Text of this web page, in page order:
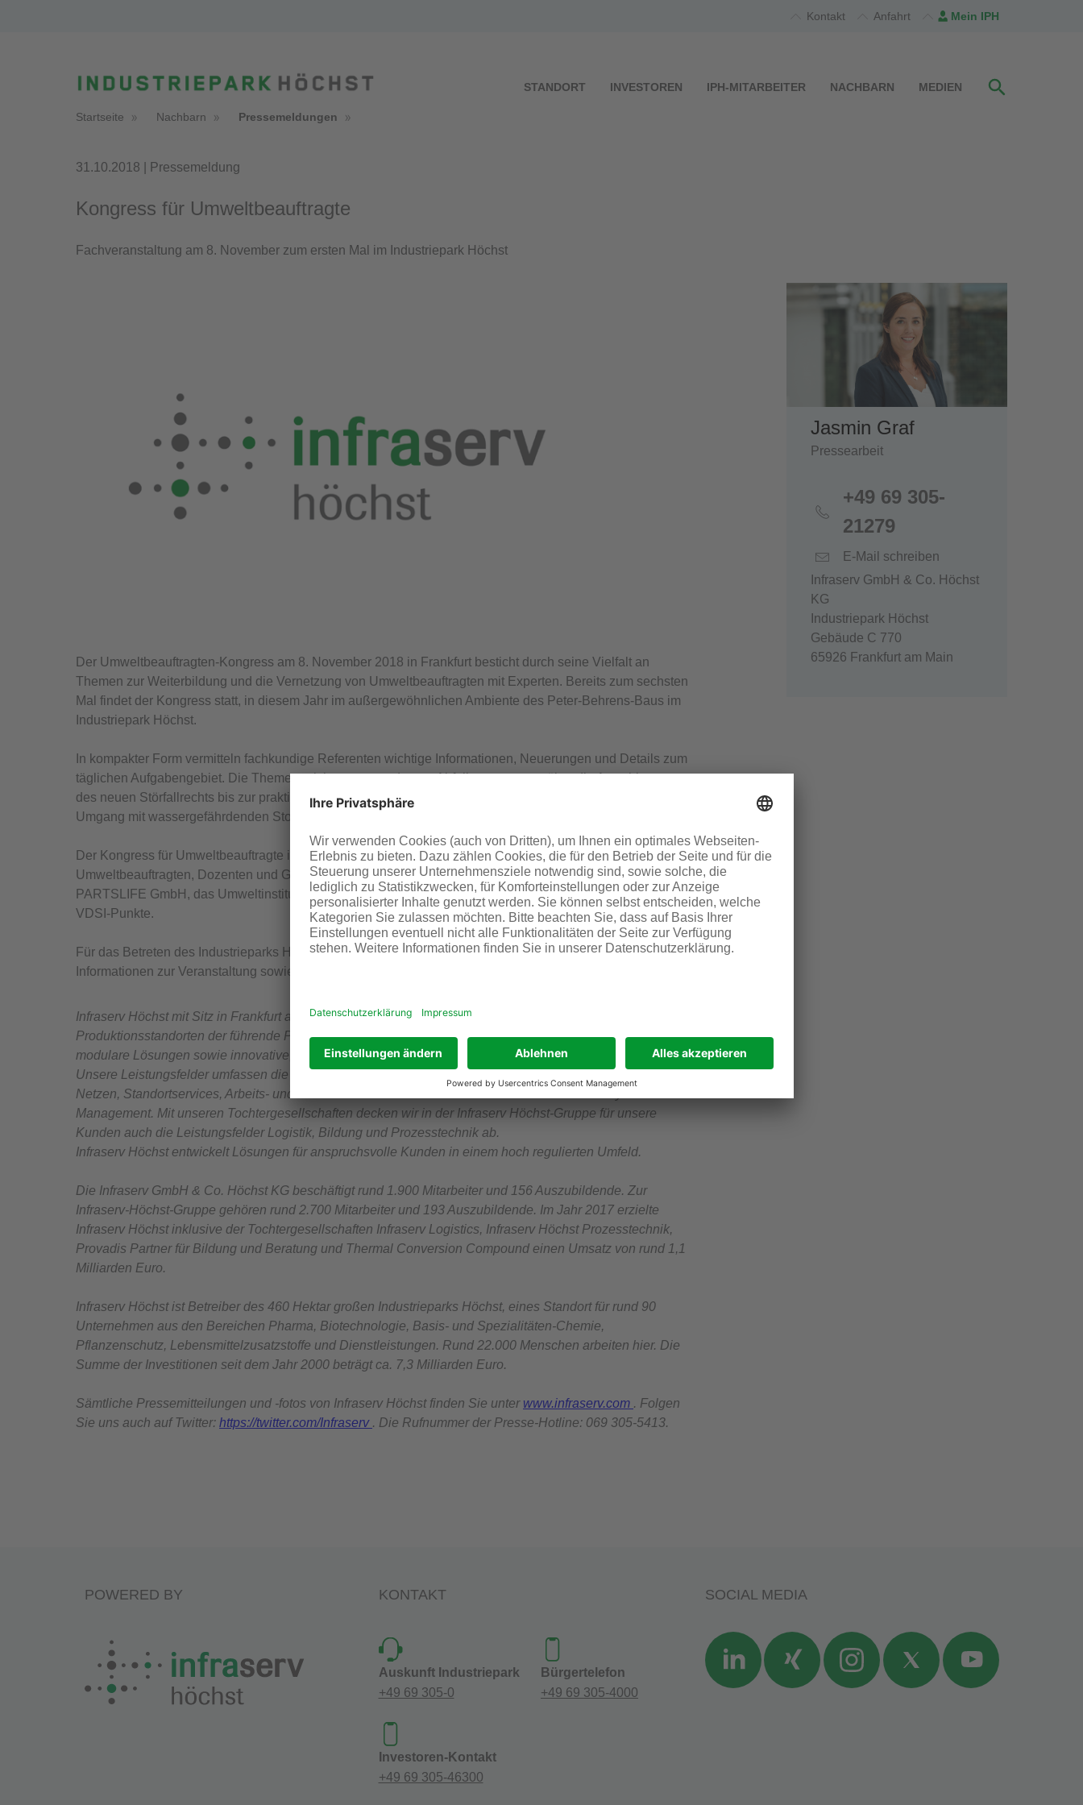
Kontakt Anfahrt Mein IPH
STANDORT INVESTOREN IPH-MITARBEITER NACHBARN MEDIEN
Startseite Nachbarn Pressemeldungen
31.10.2018 | Pressemeldung
Kongress für Umweltbeauftragte
Fachveranstaltung am 8. November zum ersten Mal im Industriepark Höchst
Der Umweltbeauftragten-Kongress am 8. November 2018 in Frankfurt besticht durch seine Vielfalt an
Themen zur Weiterbildung und die Vernetzung von Umweltbeauftragten mit Experten. Bereits zum sechsten
Mal findet der Kongress statt, in diesem Jahr im außergewöhnlichen Ambiente des Peter-Behrens-Baus im
Industriepark Höchst.
In kompakter Form vermitteln fachkundige Referenten wichtige Informationen, Neuerungen und Details zum
täglichen Aufgabengebiet. Die Themen reichen vom modernen Abfallmanagement über die Auswirkungen
des neuen Störfallrechts bis zur praktischen Umsetzung der AwSV, der Verordnung über Anlagen zum
Umgang mit wassergefährdenden Stoffen.
Der Kongress für Umweltbeauftragte ist eine Plattform für den qualifizierten und fachlichen Austausch mit
Umweltbeauftragten, Dozenten und Geschäftsführern aus der Umweltbranche. Gastgeber sind die
PARTSLIFE GmbH, das Umweltinstitut Offenbach und Infraserv Höchst. Für die Veranstaltung gibt es zwei
VDSI-Punkte.
Für das Betreten des Industrieparks Höchst ist ein gültiger Personalausweis erforderlich. Weitere
Informationen zur Veranstaltung sowie die Möglichkeit zur Anmeldung unter
Infraserv Höchst mit Sitz in Frankfurt am Main ist bei der Entwicklung von Forschungs- und
Produktionsstandorten der führende Partner für Chemie- und Pharmaunternehmen. Wir bieten individuelle,
modulare Lösungen sowie innovative, integrierte Leistungsbündel bis hin zum kompletten Standortbetrieb.
Unsere Leistungsfelder umfassen die Versorgung mit Energien, Entsorgungsleistungen, den Betrieb von
Netzen, Standortservices, Arbeits- und Gesundheitsschutz sowie den Umweltschutz und Facility
Management. Mit unseren Tochtergesellschaften decken wir in der Infraserv Höchst-Gruppe für unsere
Kunden auch die Leistungsfelder Logistik, Bildung und Prozesstechnik ab.
Infraserv Höchst entwickelt Lösungen für anspruchsvolle Kunden in einem hoch regulierten Umfeld.
Die Infraserv GmbH & Co. Höchst KG beschäftigt rund 1.900 Mitarbeiter und 156 Auszubildende. Zur
Infraserv-Höchst-Gruppe gehören rund 2.700 Mitarbeiter und 193 Auszubildende. Im Jahr 2017 erzielte
Infraserv Höchst inklusive der Tochtergesellschaften Infraserv Logistics, Infraserv Höchst Prozesstechnik,
Provadis Partner für Bildung und Beratung und Thermal Conversion Compound einen Umsatz von rund 1,1
Milliarden Euro.
Infraserv Höchst ist Betreiber des 460 Hektar großen Industrieparks Höchst, eines Standort für rund 90
Unternehmen aus den Bereichen Pharma, Biotechnologie, Basis- und Spezialitäten-Chemie,
Pflanzenschutz, Lebensmittelzusatzstoffe und Dienstleistungen. Rund 22.000 Menschen arbeiten hier. Die
Summe der Investitionen seit dem Jahr 2000 beträgt ca. 7,3 Milliarden Euro.
Sämtliche Pressemitteilungen und -fotos von Infraserv Höchst finden Sie unter www.infraserv.com . Folgen
Sie uns auch auf Twitter: https://twitter.com/Infraserv . Die Rufnummer der Presse-Hotline: 069 305-5413.
Jasmin Graf
Pressearbeit
+49 69 305-
21279
E-Mail schreiben
Infraserv GmbH & Co. Höchst
KG
Industriepark Höchst
Gebäude C 770
65926 Frankfurt am Main
POWERED BY KONTAKT
Auskunft Industriepark
+49 69 305-0
Bürgertelefon
+49 69 305-4000
Investoren-Kontakt
+49 69 305-46300
SOCIAL MEDIA